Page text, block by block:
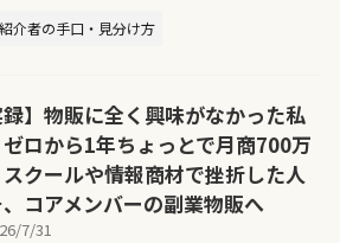
介者の手口・見分け方
録】物販に全く興味がなかった私
ロから1年ちょっとで月商700万
クールや情報商材で挫折した人
コアメンバーの副業物販へ
7/31